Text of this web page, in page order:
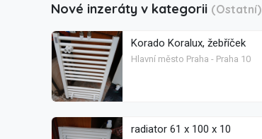
Nové inzeráty v kategorii (Ostatní)
Korado Koralux, žebříček
Hlavní město Praha - Praha 10
radiator 61 x 100 x 10